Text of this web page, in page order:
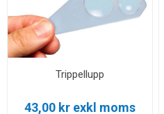
Trippellupp
43,00 kr exkl moms